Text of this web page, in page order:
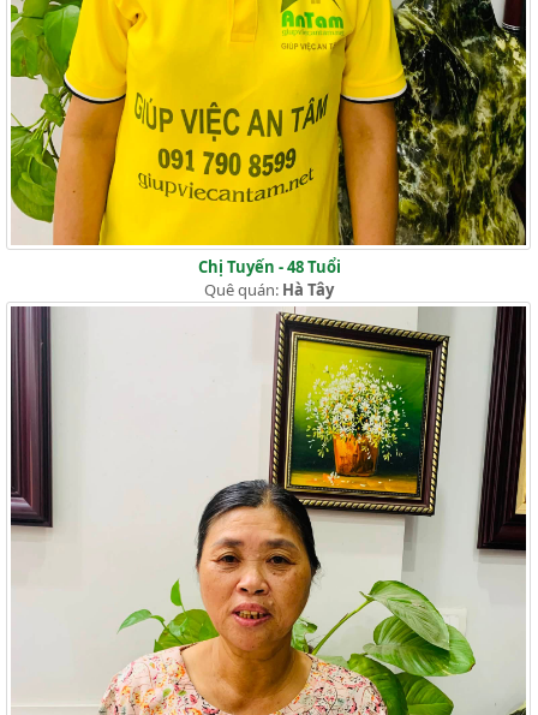
Chị Tuyến - 48 Tuổi
Quê quán: Hà Tây